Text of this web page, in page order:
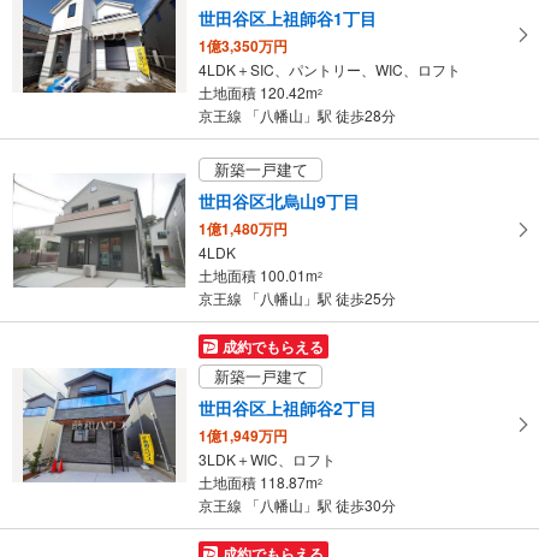
る
・
条
イ
ペ
ー
ジ
に
保
す
る
世田谷区上祖師谷1丁目
1億3,350万円
4LDK＋SIC、パントリー、WIC、ロフト
土地面積 120.42m2
京王線 「八幡山」駅 徒歩28分
新築一戸建て
世田谷区北烏山9丁目
1億1,480万円
4LDK
土地面積 100.01m2
京王線 「八幡山」駅 徒歩25分
成約でもらえる
新築一戸建て
世田谷区上祖師谷2丁目
1億1,949万円
3LDK＋WIC、ロフト
土地面積 118.87m2
京王線 「八幡山」駅 徒歩30分